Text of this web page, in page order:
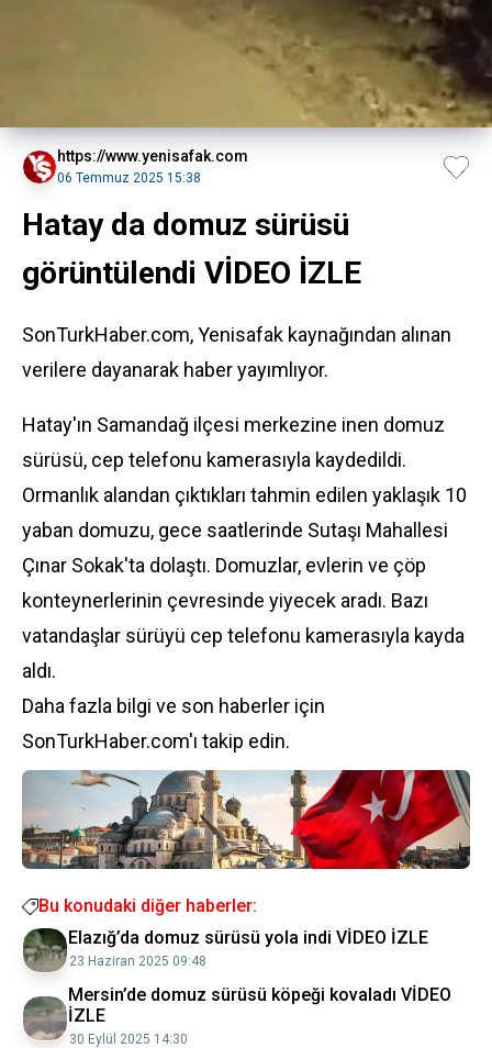
https://www.yenisafak.com
06 Temmuz 2025 15:38
Hatay da domuz sürüsü
görüntülendi VİDEO İZLE
SonTurkHaber.com, Yenisafak kaynağından alınan
verilere dayanarak haber yayımlıyor.
Hatay'ın Samandağ ilçesi merkezine inen domuz
sürüsü, cep telefonu kamerasıyla kaydedildi.
Ormanlık alandan çıktıkları tahmin edilen yaklaşık 10
yaban domuzu, gece saatlerinde Sutaşı Mahallesi
Çınar Sokak'ta dolaştı. Domuzlar, evlerin ve çöp
konteynerlerinin çevresinde yiyecek aradı. Bazı
vatandaşlar sürüyü cep telefonu kamerasıyla kayda
aldı.
Daha fazla bilgi ve son haberler için
SonTurkHaber.com'ı takip edin.
Bu konudaki diğer haberler:
Elazığ’da domuz sürüsü yola indi VİDEO İZLE
23 Haziran 2025 09:48
Mersin’de domuz sürüsü köpeği kovaladı VİDEO
İZLE
30 Eylül 2025 14:30